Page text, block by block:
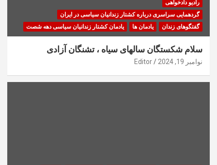
رادیو دادخواهی
گردهمایی سراسری درباره کشتار زندانیان سیاسی در ایران
گفتگوهای زندان
یادمان ها یادمان کشتار زندانیان سیاسی دهه شصت
سلام شکستگان سالهای سیاه ، تشنگان آزادی
نوامبر 19, 2024 Editor